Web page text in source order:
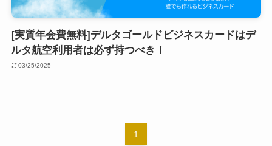
[実質年会費無料]デルタゴールドビジネスカードはデ
ルタ航空利用者は必ず持つべき！
03/25/2025
1